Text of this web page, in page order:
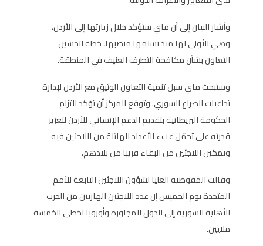
وأشار البيان إلى أن ماي ستؤكد خلال زيارتها إلى الأردن،
وهي الأولى لها منذ تسلمها منصبها، خطة لتحسين
التعاون بشأن مكافحة التطرف العنيف في المنطقة.
وستبحث ماي سبل تنمية التعاون الوثيق مع الأردن لإدارة
تداعيات الصراع السوري. وتوقع المركز أن تؤكد التزام
الحكومة البريطانية بتقديم الدعم الإنساني للأردن لتعزيز
قدرته على تحمّل عبء الأعداد الهائلة من اللاجئين فيه
وتمكين اللاجئين من البقاء قريبا من بلادهم.
وقالت المفوضية العليا لشؤون اللاجئين التابعة للأمم
المتحدة يوم الخميس إن عدد اللاجئين الهاربين من الحرب
الأهلية السورية إلى الدول المجاورة وأوروبا تخطى الخمسة
ملايين.